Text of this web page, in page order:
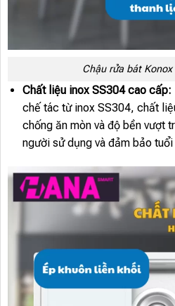
Chậu rửa bát Konox
Chất liệu inox SS304 cao cấp:
chế tác từ inox SS304, chất
chống ăn mòn và độ bền vượt
người sử dụng và đảm bảo